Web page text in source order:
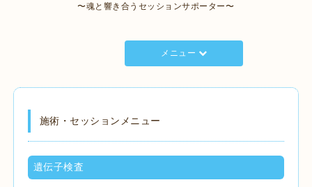
〜魂と響き合うセッションサポーター〜
メニュー
施術・セッションメニュー
遺伝子検査